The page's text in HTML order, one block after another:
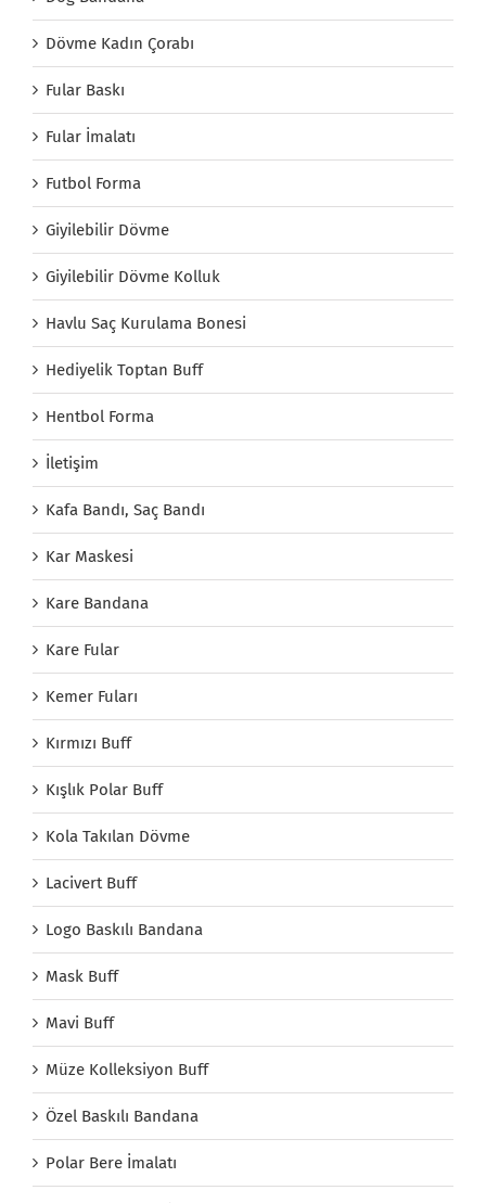
Dövme Kadın Çorabı
Fular Baskı
Fular İmalatı
Futbol Forma
Giyilebilir Dövme
Giyilebilir Dövme Kolluk
Havlu Saç Kurulama Bonesi
Hediyelik Toptan Buff
Hentbol Forma
İletişim
Kafa Bandı, Saç Bandı
Kar Maskesi
Kare Bandana
Kare Fular
Kemer Fuları
Kırmızı Buff
Kışlık Polar Buff
Kola Takılan Dövme
Lacivert Buff
Logo Baskılı Bandana
Mask Buff
Mavi Buff
Müze Kolleksiyon Buff
Özel Baskılı Bandana
Polar Bere İmalatı